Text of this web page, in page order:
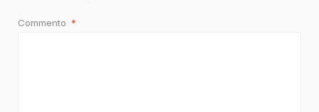
Commento *